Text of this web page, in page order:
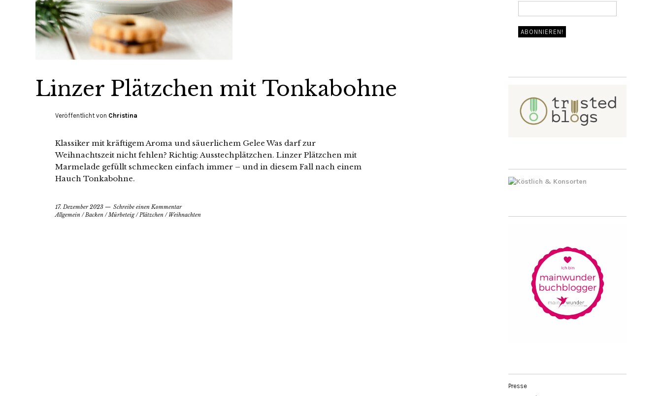
Linzer Plätzchen mit Tonkabohne
Veröffentlicht von Christina
Klassiker mit kräftigem Aroma und säuerlichem Gelee Was darf zur
Weihnachtszeit nicht fehlen? Richtig: Ausstechplätzchen. Linzer Plätzchen mit
Marmelade gefüllt schmecken einfach immer – und in diesem Fall nach einem
Hauch Tonkabohne.
17. Dezember 2023
Schreibe einen Kommentar
Allgemein /Backen /Mürbeteig/Plätzchen / Weihnachten
Presse